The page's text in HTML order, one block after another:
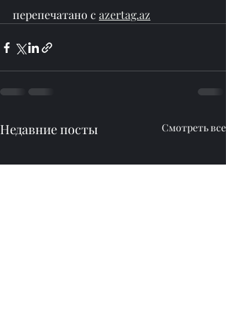
перепечатано с azertag.az
Недавние посты Смотреть все